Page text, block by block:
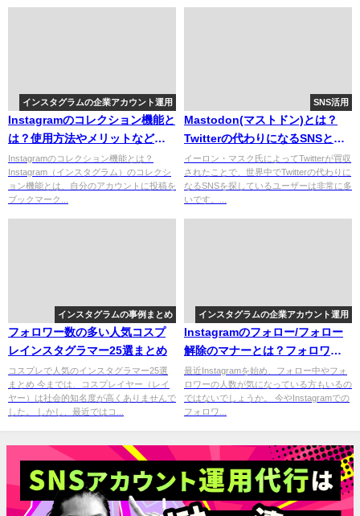
インスタグラムの企業アカウント運用
Instagramのコレクション機能と
は？使用方法やメリットなどを
解説
Instagramのコレクション機能とは？
Instagram（インスタグラム）のコレクシ
ョン機能とは、自分のアカウントに投稿を
ブックマーク...
SNS活用
Mastodon(マストドン)とは？
Twitterの代わりになるSNSと話
題になっている
イーロン・マスク氏によってTwitterが買収
されたことで、世界中でTwitterの代わりに
なるSNSを探しているユーザーは非常に多
いです。...
インスタグラムの事例まとめ
フォロワー数の多い人気コスプ
レインスタグラマー25選まとめ
コスプレで人気のインスタグラマー25選
まとめ 今までは、コスプレイヤー（レイ
ヤー）は社会的知名度が高くありませんで
した。 しかし、最近ではコ...
インスタグラムの企業アカウント運用
Instagramのフォロー/フォロー
解除のマナーとは？フォロワー
を増やすポイントを解説！
最近Instagramを始め、フォロー中やフォ
ロワーの人数が気になっている方もいるの
ではないでしょうか。 今やInstagramでの
フォロワ...